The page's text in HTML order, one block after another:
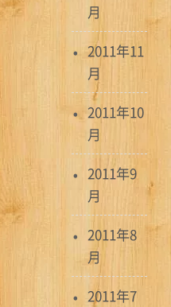
月
2011年11
月
2011年10
月
2011年9
月
2011年8
月
2011年7